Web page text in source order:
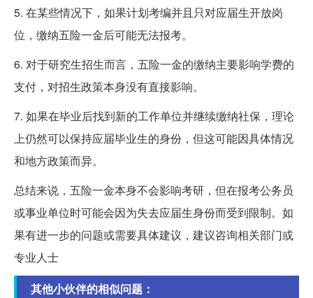
5. 在某些情况下，如果计划考编并且只对应届生开放岗
位，缴纳五险一金后可能无法报考。
6. 对于研究生招生而言，五险一金的缴纳主要影响学费的
支付，对招生政策本身没有直接影响。
7. 如果在毕业后找到新的工作单位并继续缴纳社保，理论
上仍然可以保持应届毕业生的身份，但这可能因具体情况
和地方政策而异。
总结来说，五险一金本身不会影响考研，但在报考公务员
或事业单位时可能会因为失去应届生身份而受到限制。如
果有进一步的问题或需要具体建议，建议咨询相关部门或
专业人士
其他小伙伴的相似问题：